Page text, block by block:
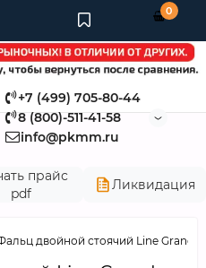
+7 (499) 705-80-44
8 (800)-511-41-58
info@pkmm.ru
прайс
pdf
Ликвидация
0
двойной стоячий Line Grand